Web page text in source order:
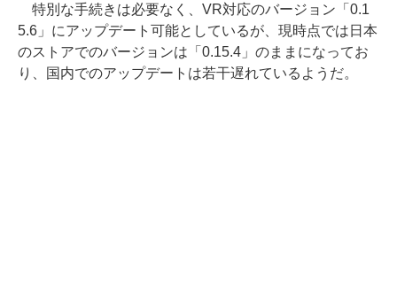
特別な手続きは必要なく、VR対応のバージョン「0.1
5.6」にアップデート可能としているが、現時点では日本
のストアでのバージョンは「0.15.4」のままになってお
り、国内でのアップデートは若干遅れているようだ。